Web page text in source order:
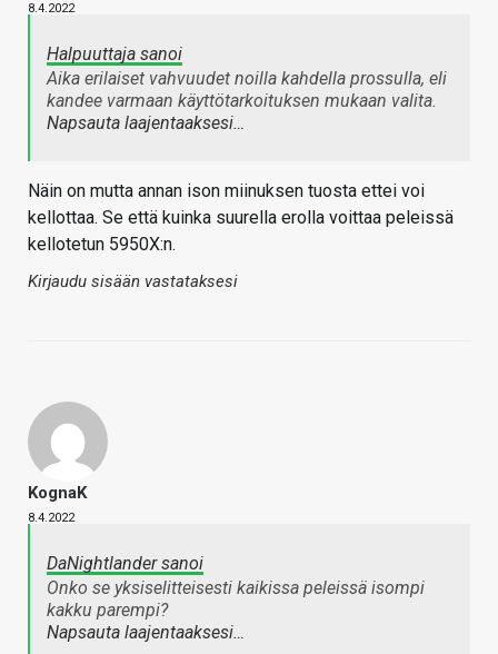
8.4.2022
Halpuuttaja sanoi
Aika erilaiset vahvuudet noilla kahdella prossulla, eli
kandee varmaan käyttötarkoituksen mukaan valita.
Napsauta laajentaaksesi…
Näin on mutta annan ison miinuksen tuosta ettei voi
kellottaa. Se että kuinka suurella erolla voittaa peleissä
kellotetun 5950X:n.
Kirjaudu sisään vastataksesi
KognaK
8.4.2022
DaNightlander sanoi
Onko se yksiselitteisesti kaikissa peleissä isompi
kakku parempi?
Napsauta laajentaaksesi…